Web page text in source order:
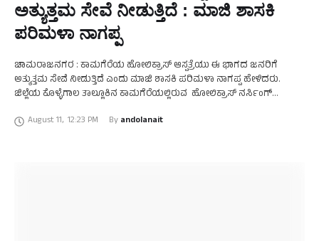
ಅತ್ಯುತ್ತಮ ಸೇವೆ ನೀಡುತ್ತಿದೆ : ಮಾಜಿ ಶಾಸಕಿ
ಪರಿಮಳಾ ನಾಗಪ್ಪ
ಚಾಮರಾಜನಗರ : ಕಾಮಗೆರೆಯ ಹೋಲಿಕ್ರಾಸ್ ಆಸ್ಪತ್ರೆಯು ಈ ಭಾಗದ ಜನರಿಗೆ
ಅತ್ಯುತ್ತಮ ಸೇವೆ ನೀಡುತ್ತಿದೆ ಎಂದು ಮಾಜಿ ಶಾಸಕಿ ಪರಿಮಳಾ ನಾಗಪ್ಪ ಹೇಳಿದರು.
ಜಿಲ್ಲೆಯ ಕೊಳ್ಳೆಗಾಲ ತಾಲ್ಲೂಕಿನ ಕಾಮಗೆರೆಯಲ್ಲಿರುವ ಹೋಲಿಕ್ರಾಸ್ ನರ್ಸಿಂಗ್
ಪ್ರಕರಣ, …
August 11, 12:23 PM By andolanait